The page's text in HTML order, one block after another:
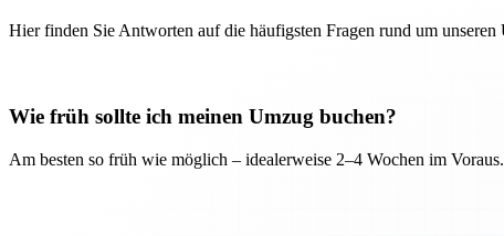
Hier finden Sie Antworten auf die häufigsten Fragen rund um unseren
Wie früh sollte ich meinen Umzug buchen?
Am besten so früh wie möglich – idealerweise 2–4 Wochen im